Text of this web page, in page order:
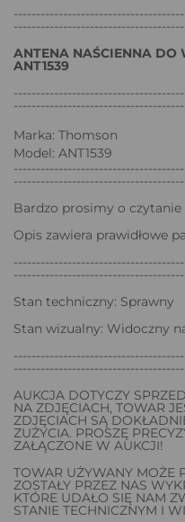
ANTENA NAŚCIENNA DO
ANT1539
Marka: Thomson
Model: ANT1539
Bardzo prosimy o czytanie
Opis zawiera prawidłowe
Stan techniczny: Sprawny
Stan wizualny: Widoczny
AUKCJA DOTYCZY
NA ZDJĘCIACH, TOWAR
ZDJĘCIACH SĄ
ZUŻYCIA. PROSZĘ
ZAŁĄCZONE W AUKCJI!
TOWAR UŻYWANY MOŻE
ZOSTAŁY PRZEZ NAS
KTÓRE UDAŁO SIĘ NAM
STANIE TECHNICZNYM I